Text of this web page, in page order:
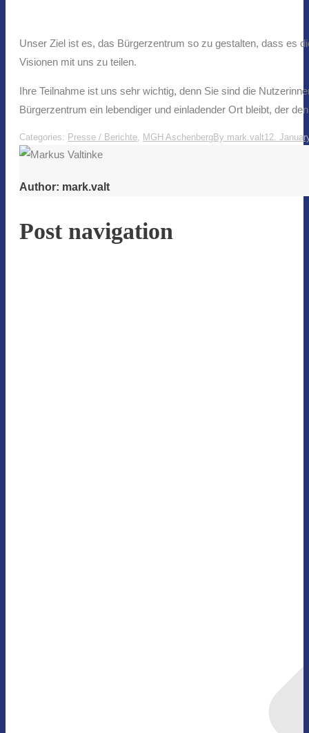
Unser Ziel ist es, das Bürgerzentrum so zu gestalten, dass es
Visionen mit uns zu teilen.
Ihre Teilnahme ist uns sehr wichtig, denn Sie sind die
Bürgerzentrum ein lebendiger und einladender Ort bleibt, der
Categories: Presse / Berichte, MGH AschenbergBy mark.valt12.
Author: mark.valt
Post navigation